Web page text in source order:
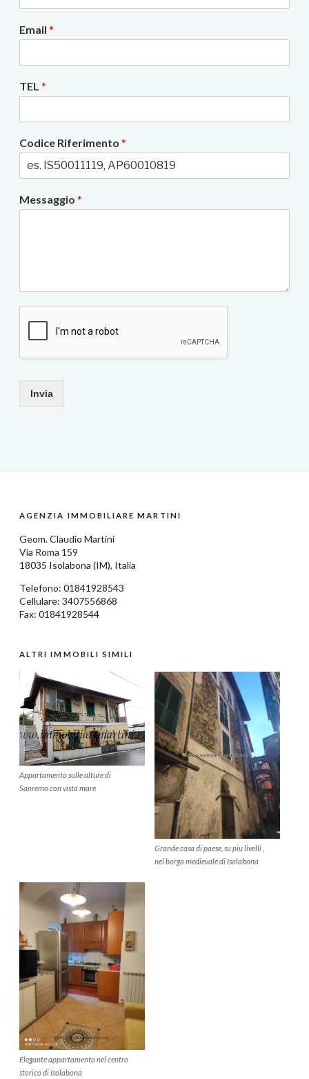
Email *
TEL *
Codice Riferimento *
Messaggio *
Invia
AGENZIA IMMOBILIARE MARTINI
Geom.Claudio Martini
Via Roma 159
18035 Isolabona (IM), Italia
Telefono: 01841928543
Cellulare: 3407556868
Fax: 01841928544
ALTRI IMMOBILI SIMILI
Appartamento sulle alture di
Sanremo con vista mare
Grande casa di paese, su piu livelli ,
nel borgo medievale di Isolabona
Elegante appartamento nel centro
storico di Isolabona